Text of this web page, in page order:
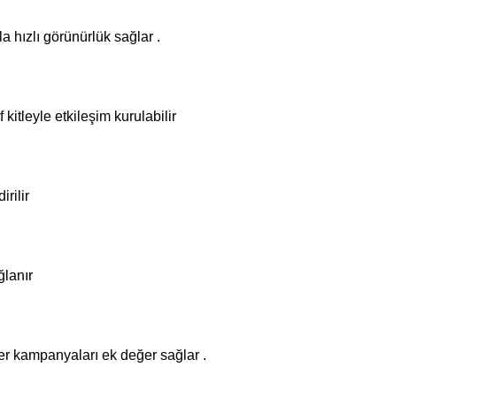
hızlı görünürlük sağlar .
kitleyle etkileşim kurulabilir
kampanyaları ek değer sağlar .